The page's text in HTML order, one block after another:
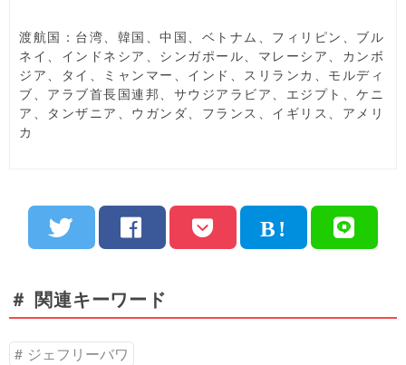
渡航国：台湾、韓国、中国、ベトナム、フィリピン、ブル
ネイ、インドネシア、シンガポール、マレーシア、カンボ
ジア、タイ、ミャンマー、インド、スリランカ、モルディ
ブ、アラブ首長国連邦、サウジアラビア、エジプト、ケニ
ア、タンザニア、ウガンダ、フランス、イギリス、アメリ
カ
＃ 関連キーワード
ジェフリーバワ